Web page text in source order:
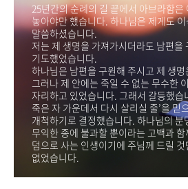
25년간의 순례의 길 끝에서 아브라함은
놓아야만 했습니다. 하나님은 제게도
말씀하셨습니다.
저는 제 생명을 가져가시더라도 남편을
기도했었습니다.
하나님은 남편을 구원해 주시고 제 생
그러나 제 안에는 죽일 수 없는 무수한
자리하고 있었습니다. 그래서 갈등했습
죽은 자 가운데서 다시 살리실 줄’을 믿
개척하기로 결정했습니다. 하나님의 분
무익한 종에 불과할 뿐이라는 고백과
덤으로 사는 인생이기에 주님께 드릴
없었습니다.